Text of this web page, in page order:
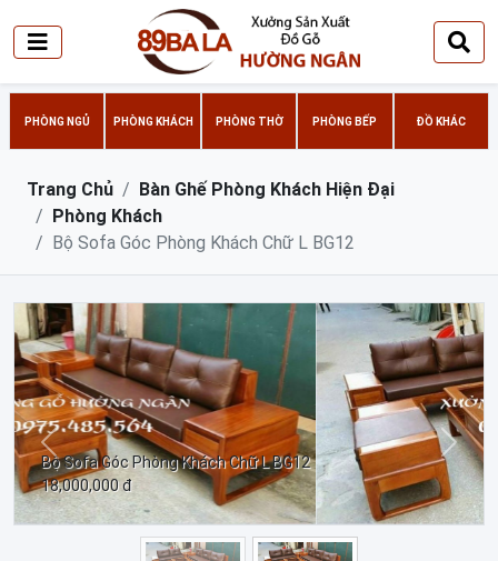
PHÒNG NGỦ PHÒNG KHÁCH PHÒNG THỜ PHÒNG BẾP ĐỒ KHÁC
Trang Chủ
Bàn Ghế Phòng Khách Hiện Đại
Phòng Khách
Bộ Sofa Góc Phòng Khách Chữ L BG12
Bộ Sofa Góc Phòng Khách Chữ L BG12
18,000,000 đ
Trước Sau